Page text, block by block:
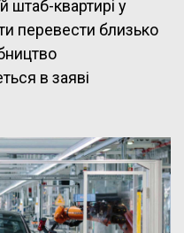
штаб-квартирі у
перевести близько
в заяві